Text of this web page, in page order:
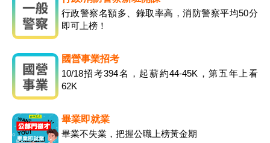
行政警察名額多、錄取率高，消防警察平均50分
即可上榜！
國營事業招考
10/18招考394名，起薪約44-45K，第五年上看
62K
畢業即就業
畢業不失業，把握公職上榜黃金期